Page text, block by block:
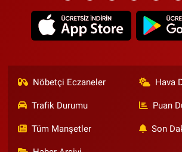
Nöbetçi Eczaneler Hava
Trafik Durumu Puan
Tüm Manşetler Son